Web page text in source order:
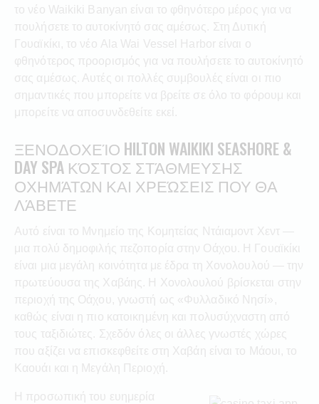
το νέο Waikiki Banyan είναι το φθηνότερο μέρος για να
πουλήσετε το αυτοκίνητό σας αμέσως. Στη Δυτική
Γουαϊκίκι, το νέο Ala Wai Vessel Harbor είναι ο
φθηνότερος προορισμός για να πουλήσετε το αυτοκίνητό
σας αμέσως. Αυτές οι πολλές συμβουλές είναι οι πιο
σημαντικές που μπορείτε να βρείτε σε όλο το φόρουμ και
μπορείτε να αποσυνδεθείτε εκεί.
ΞΕΝΟΔΟΧΕΊΟ HILTON WAIKIKI SEASHORE &
DAY SPA ΚΌΣΤΟΣ ΣΤΆΘΜΕΥΣΗΣ
ΟΧΗΜΆΤΩΝ ΚΑΙ ΧΡΕΏΣΕΙΣ ΠΟΥ ΘΑ
ΛΆΒΕΤΕ
Αυτό είναι το Μνημείο της Κομητείας Ντάιαμοντ Χεντ —
μια πολύ δημοφιλής πεζοπορία στην Οάχου. Η Γουαϊκίκι
είναι μια μεγάλη κοινότητα με έδρα τη Χονολουλού — την
πρωτεύουσα της Χαβάης. Η Χονολουλού βρίσκεται στην
περιοχή της Οάχου, γνωστή ως «Φυλλαδικό Νησί»,
καθώς είναι η πιο κατοικημένη και πολυσύχναστη από
τους ταξιδιώτες. Σχεδόν όλες οι άλλες γνωστές χώρες
που αξίζει να επισκεφθείτε στη Χαβάη είναι το Μάουι, το
Καουάι και η Μεγάλη Περιοχή.
Η προσωπική του ευημερία